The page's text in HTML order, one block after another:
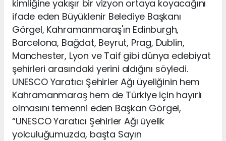
kimliğine yakışır bir vizyon ortaya koyacağını
ifade eden Büyüklenir Belediye Başkanı
Görgel, Kahramanmaraş'ın Edinburgh,
Barcelona, Bağdat, Beyrut, Prag, Dublin,
Manchester, Lyon ve Taif gibi dünya edebiyat
şehirleri arasındaki yerini aldığını söyledi.
UNESCO Yaratıcı Şehirler Ağı üyeliğinin hem
Kahramanmaraş hem de Türkiye için hayırlı
olmasını temenni eden Başkan Görgel,
“UNESCO Yaratıcı Şehirler Ağı üyelik
yolculuğumuzda, başta Sayın